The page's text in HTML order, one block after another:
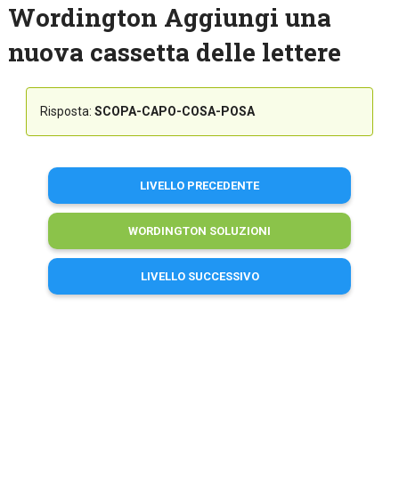
Wordington Aggiungi una
nuova cassetta delle lettere
Risposta: SCOPA-CAPO-COSA-POSA
LIVELLO PRECEDENTE
WORDINGTON SOLUZIONI
LIVELLO SUCCESSIVO